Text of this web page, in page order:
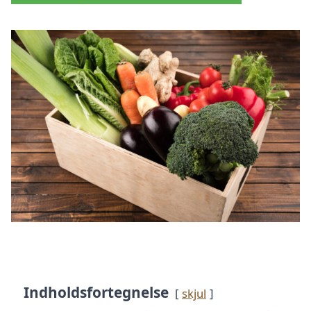
Indholdsfortegnelse skjul